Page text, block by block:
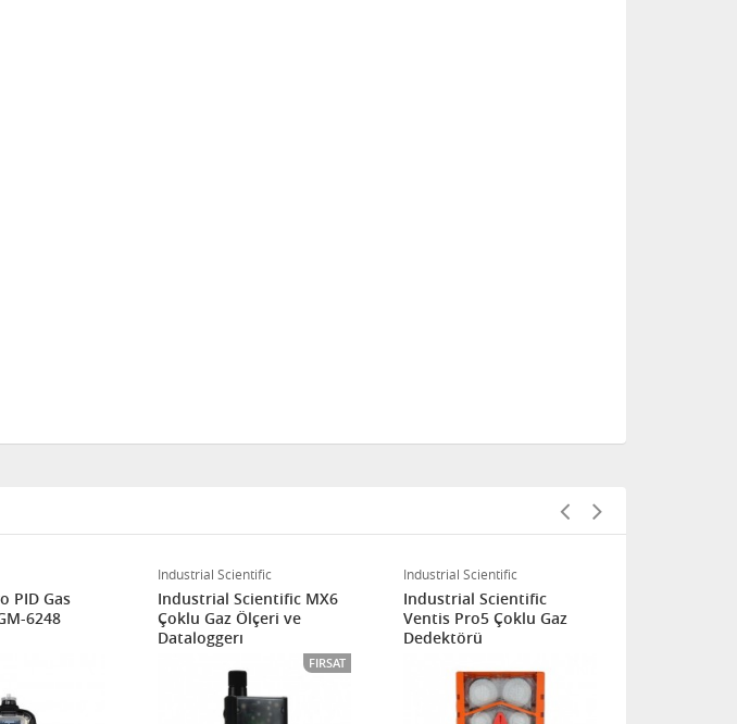
PID Gas
6248
Industrial Scientific
Industrial Scientific MX6
Çoklu Gaz Ölçeri ve
Dataloggerı
FIRSAT
Industrial Scientific
Industrial Scientific
Ventis Pro5 Çoklu Gaz
Dedektörü